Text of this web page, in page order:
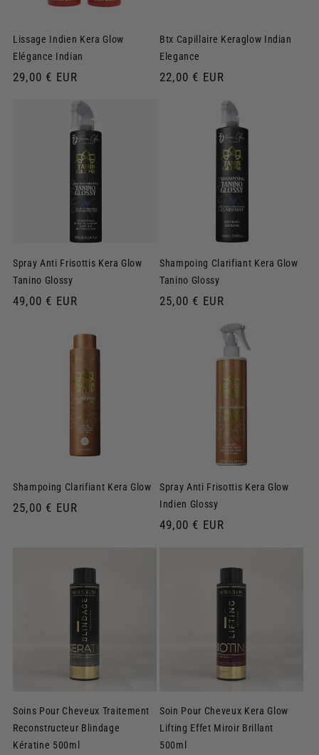
Lissage Indien Kera Glow
Elégance Indian
Prix
29,00 € EUR
Btx Capillaire Keraglow Indian
Elegance
Prix
22,00 € EUR
Spray Anti Frisottis Kera Glow
Tanino Glossy
Prix
49,00 € EUR
Shampoing Clarifiant Kera Glow
Tanino Glossy
Prix
25,00 € EUR
Shampoing Clarifiant Kera Glow
Prix
25,00 € EUR
Spray Anti Frisottis Kera Glow
Indien Glossy
Prix
49,00 € EUR
Soins Pour Cheveux Traitement
Reconstructeur Blindage
Kératine 500ml
Soin Pour Cheveux Kera Glow
Lifting Effet Miroir Brillant
500ml